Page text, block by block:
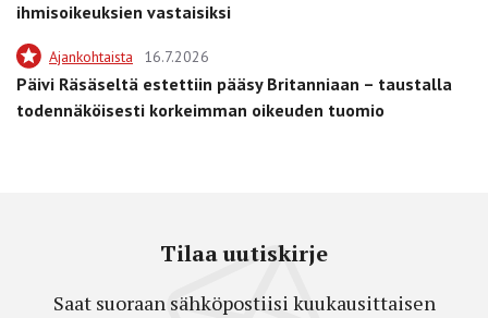
ihmisoikeuksien vastaisiksi
Ajankohtaista 16.7.2026
Päivi Räsäseltä estettiin pääsy Britanniaan – taustalla
todennäköisesti korkeimman oikeuden tuomio
Tilaa uutiskirje
Saat suoraan sähköpostiisi kuukausittaisen